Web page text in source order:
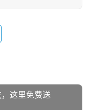
这里免费送